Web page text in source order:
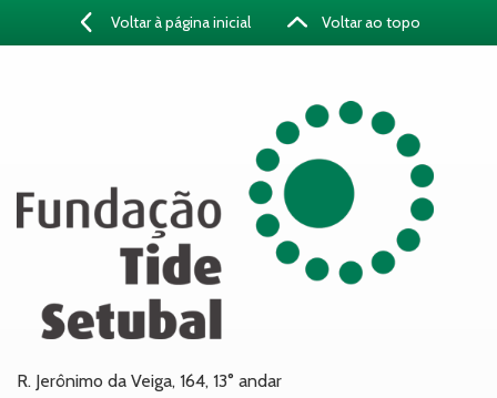
Voltar à página inicial Voltar ao topo
R. Jerônimo da Veiga, 164, 13° andar